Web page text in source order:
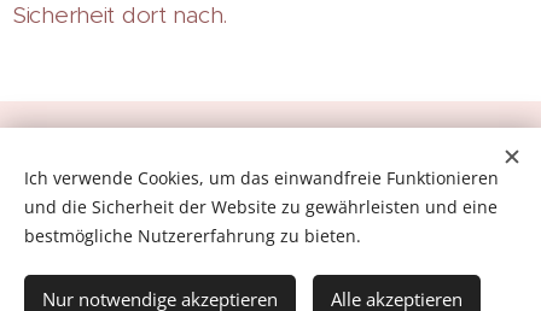
Sicherheit dort nach.
Datenschutz
Unterstützt vonWebnode Cookies
Deutsch
English
Ich verwende Cookies, um das einwandfreie Funktionieren
und die Sicherheit der Website zu gewährleisten und eine
bestmögliche Nutzererfahrung zu bieten.
Nur notwendige akzeptieren Alle akzeptieren